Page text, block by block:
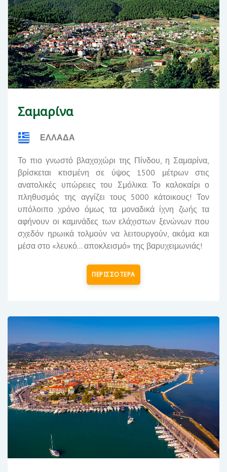
Σαμαρίνα
ΕΛΛΑΔΑ
Το πιο γνωστό βλαχοχώρι της Πίνδου, η Σαμαρίνα,
βρίσκεται κτισμένη σε ύψος 1500 μέτρων στις
ανατολικές υπώρειες του Σμόλικα. Το καλοκαίρι ο
πληθυσμός της αγγίζει τους 5000 κάτοικους! Τον
υπόλοιπο χρόνο όμως τα μοναδικά ίχνη ζωής τα
αφήνουν οι καμινάδες των ελάχιστων ξενώνων που
σχεδόν ηρωικά τολμούν να λειτουργούν, ακόμα και
μέσα στο «λευκό… αποκλεισμό» της βαρυχειμωνιάς!
ΠΕΡΙΣΣΟΤΕΡΑ